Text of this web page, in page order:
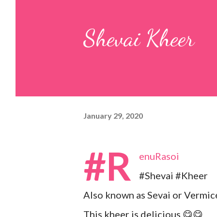
leaves, gram flour, rice flour,
carom...
Shevai Kheer
January 29, 2020
#R
enuRasoi
#Shevai #Kheer
Also known as Sevai or
This kheer is delicious 😋😋